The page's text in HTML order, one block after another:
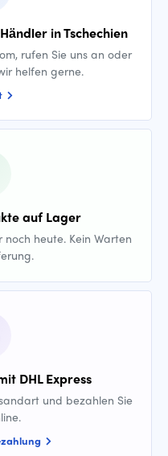
in Tschechien
rufen Sie uns an oder
helfen gerne.
auf Lager
heute. Kein Warten
DHL Express
und bezahlen Sie